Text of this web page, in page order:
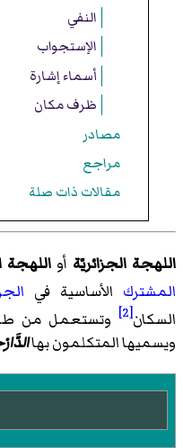
النفي
الإستجواب
أسماء إشارة
ظرف مكان
مصادر
مراجع
مقالات ذات صلة
اللهجة الجزائريّة أواللهجة
المشترك الأساسية في
السكان[2] وتستعمل من طرف 95-
ويسميها المتكلمون بها